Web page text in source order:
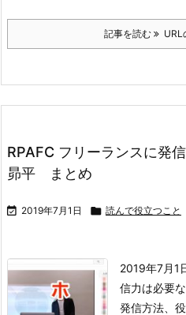
記事を読む URL
RPAFC フリーランスに発
昴平 まとめ
 2019年7月1日  読んで役立つこと
2019年7月1
信力は必要
発信方法、